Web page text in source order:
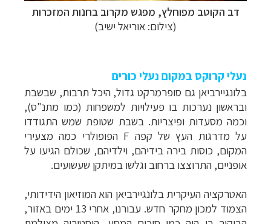
דב הקוטב מפוחלץ, מפגש מקרוב בחנות המזכרות
(צילום: אוריאל ישיב)
נעלי קרוקס במקום נעלי כורים
בלונגיירביאן גם סופרמרקט גדול, היכל תרבות, שבשבת
ובראשון נערכות בו פעילויות למשפחות (כמו מתנ"ס),
וכמה מסעדות ופיצריות. בשבת שטופת שמש התגודדו
על מדרגות העץ של קפה F הפופולרי כמה מצעירי
המקום, כוסות בירה בידיהם, וילדיהם, שכולם הגיעו על
אופניים, התרוצצו ברחוב וגלשו במיתקן שעשועים.
האטרקציה העיקרית בלונגיירביאן הוא המוזיאון הידידותי,
הצמוד למכון מחקר חדש. עבורנו, אחרי 13 ימים באזור,